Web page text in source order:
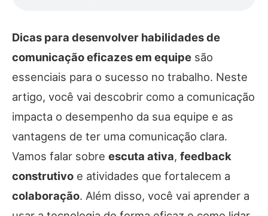
Dicas para desenvolver habilidades de
comunicação eficazes em equipe são
essenciais para o sucesso no trabalho. Neste
artigo, você vai descobrir como a comunicação
impacta o desempenho da sua equipe e as
vantagens de ter uma comunicação clara.
Vamos falar sobre escuta ativa, feedback
construtivo e atividades que fortalecem a
colaboração. Além disso, você vai aprender a